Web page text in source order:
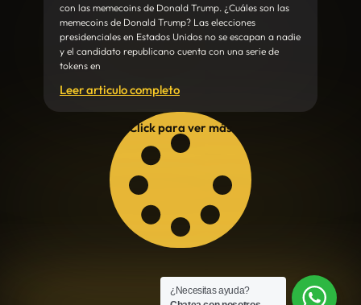
con las memecoins de Donald Trump. ¿Cuáles son las
memecoins de Donald Trump? Las elecciones
presidenciales en Estados Unidos no se escapan a nadie
y el candidato republicano cuenta con una serie de
tokens en
Leer articulo completo
Click para ver más
¿Necesitas ayuda?